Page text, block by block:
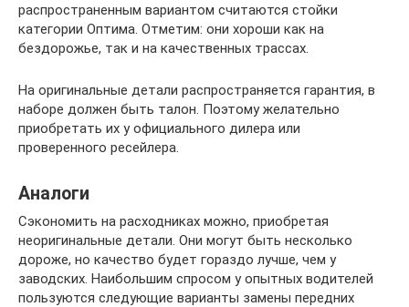
распространенным вариантом считаются стойки
категории Оптима. Отметим: они хороши как на
бездорожье, так и на качественных трассах.
На оригинальные детали распространяется гарантия, в
наборе должен быть талон. Поэтому желательно
приобретать их у официального дилера или
проверенного ресейлера.
Аналоги
Сэкономить на расходниках можно, приобретая
неоригинальные детали. Они могут быть несколько
дороже, но качество будет гораздо лучше, чем у
заводских. Наибольшим спросом у опытных водителей
пользуются следующие варианты замены передних